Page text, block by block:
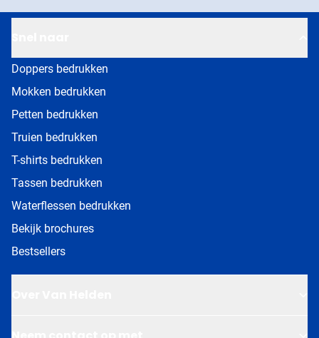
Doppers bedrukken
Mokken bedrukken
Petten bedrukken
Truien bedrukken
T-shirts bedrukken
Tassen bedrukken
Waterflessen bedrukken
Bekijk brochures
Bestsellers